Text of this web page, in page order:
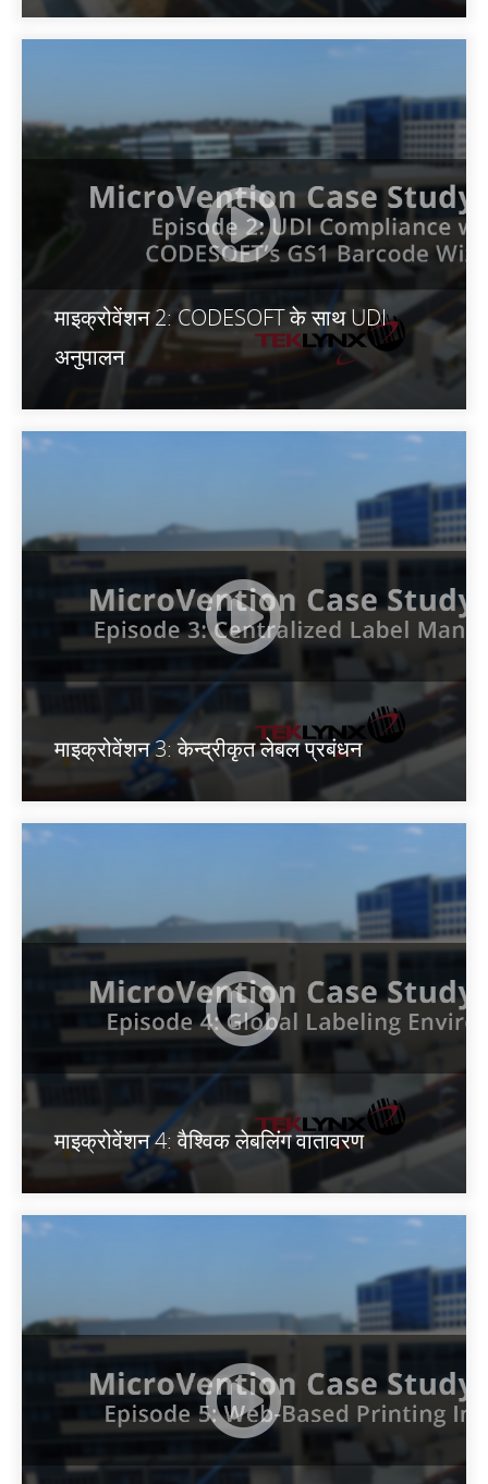
माइक्रोवेंशन 2: CODESOFT के साथ UDI
अनुपालन
माइक्रोवेंशन 3: केन्द्रीकृत लेबल प्रबंधन
माइक्रोवेंशन 4: वैश्विक लेबलिंग वातावरण